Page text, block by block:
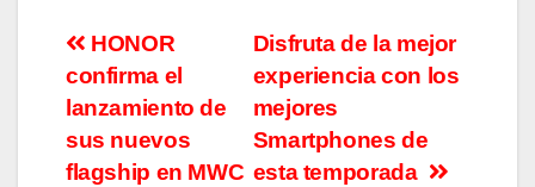
Navegación
de
entradas
Disfruta de la mejor
experiencia con los
mejores
Smartphones de
esta temporada
HONOR
confirma el
lanzamiento de
sus nuevos
flagship en MWC